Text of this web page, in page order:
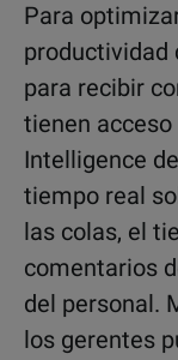
Para
productividad
para recibir
tienen
Intelligence
tiempo real
las colas, el
comentarios
del personal.
los gerentes